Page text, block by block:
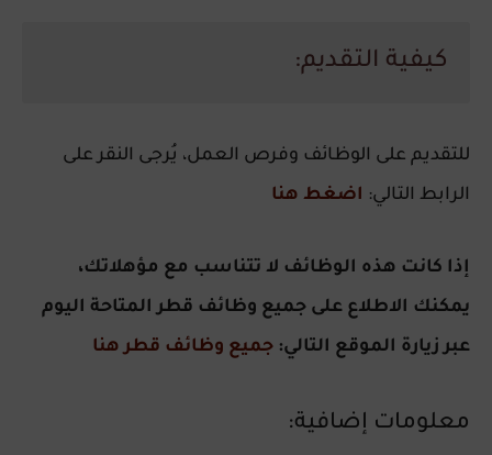
كيفية التقديم:
للتقديم على الوظائف وفرص العمل، يُرجى النقر على
الرابط التالي: اضغط هنا
إذا كانت هذه الوظائف لا تتناسب مع مؤهلاتك،
يمكنك الاطلاع على جميع وظائف قطر المتاحة اليوم
عبر زيارة الموقع التالي: جميع وظائف قطر هنا
معلومات إضافية: